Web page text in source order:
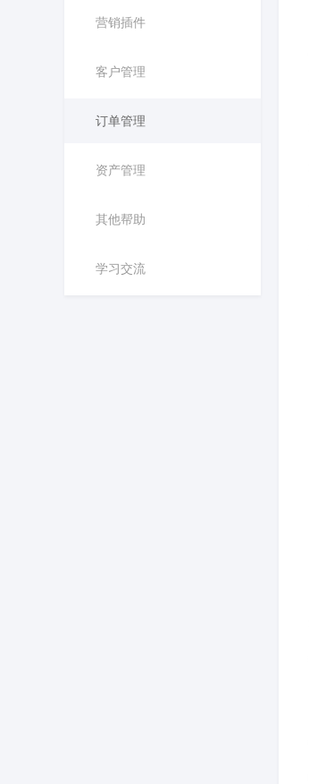
营销插件
客户管理
订单管理
资产管理
其他帮助
学习交流